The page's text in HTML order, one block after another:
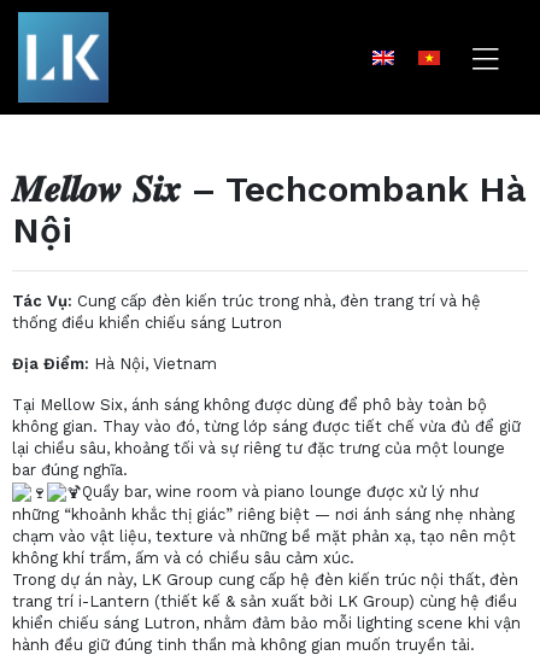
𝑴𝒆𝒍𝒍𝒐𝒘 𝑺𝒊𝒙 – Techcombank Hà
Nội
Tác Vụ: Cung cấp đèn kiến trúc trong nhà, đèn trang trí và hệ
thống điều khiển chiếu sáng Lutron
Địa Điểm: Hà Nội, Vietnam
Tại Mellow Six, ánh sáng không được dùng để phô bày toàn bộ
không gian. Thay vào đó, từng lớp sáng được tiết chế vừa đủ để giữ
lại chiều sâu, khoảng tối và sự riêng tư đặc trưng của một lounge
bar đúng nghĩa.
Quầy bar, wine room và piano lounge được xử lý như
những “khoảnh khắc thị giác” riêng biệt — nơi ánh sáng nhẹ nhàng
chạm vào vật liệu, texture và những bề mặt phản xạ, tạo nên một
không khí trầm, ấm và có chiều sâu cảm xúc.
Trong dự án này, LK Group cung cấp hệ đèn kiến trúc nội thất, đèn
trang trí i-Lantern (thiết kế & sản xuất bởi LK Group) cùng hệ điều
khiển chiếu sáng Lutron, nhằm đảm bảo mỗi lighting scene khi vận
hành đều giữ đúng tinh thần mà không gian muốn truyền tải.